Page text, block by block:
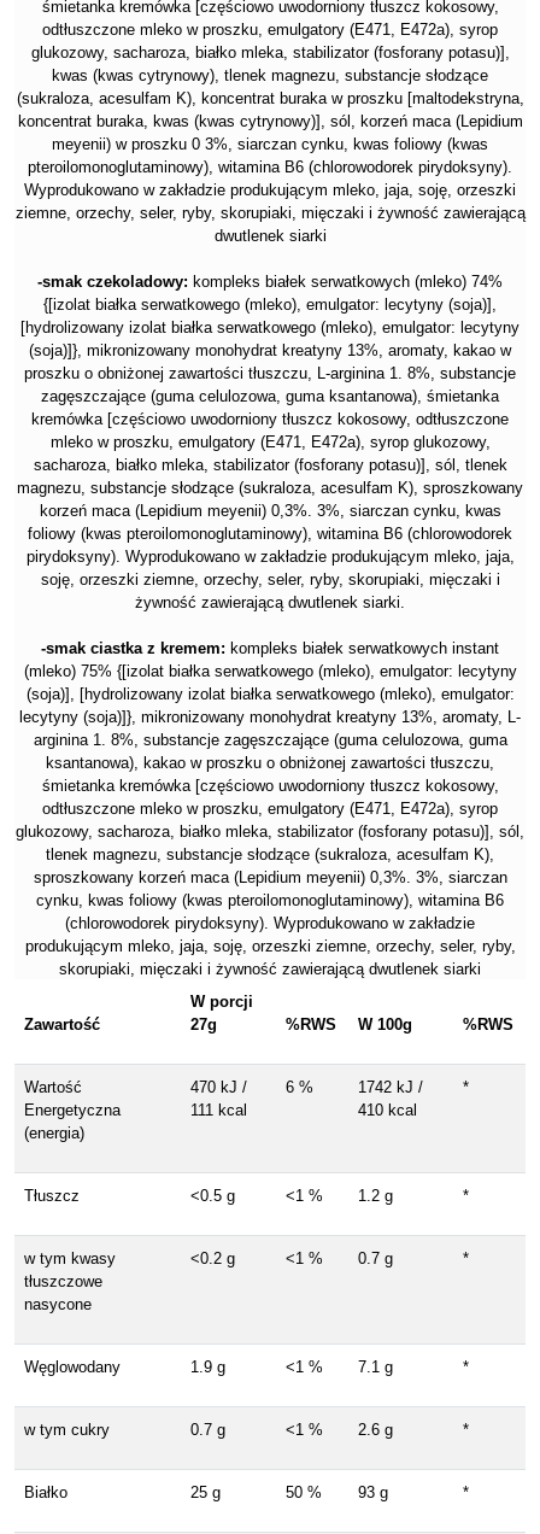
śmietanka kremówka [częściowo uwodorniony tłuszcz kokosowy,
odtłuszczone mleko w proszku, emulgatory (E471, E472a), syrop
glukozowy, sacharoza, białko mleka, stabilizator (fosforany potasu)],
kwas (kwas cytrynowy), tlenek magnezu, substancje słodzące
(sukraloza, acesulfam K), koncentrat buraka w proszku [maltodekstryna,
koncentrat buraka, kwas (kwas cytrynowy)], sól, korzeń maca (Lepidium
meyenii) w proszku 0 3%, siarczan cynku, kwas foliowy (kwas
pteroilomonoglutaminowy), witamina B6 (chlorowodorek pirydoksyny).
Wyprodukowano w zakładzie produkującym mleko, jaja, soję, orzeszki
ziemne, orzechy, seler, ryby, skorupiaki, mięczaki i żywność zawierającą
dwutlenek siarki
-smak czekoladowy: kompleks białek serwatkowych (mleko) 74%
{[izolat białka serwatkowego (mleko), emulgator: lecytyny (soja)],
[hydrolizowany izolat białka serwatkowego (mleko), emulgator: lecytyny
(soja)]}, mikronizowany monohydrat kreatyny 13%, aromaty, kakao w
proszku o obniżonej zawartości tłuszczu, L-arginina 1. 8%, substancje
zagęszczające (guma celulozowa, guma ksantanowa), śmietanka
kremówka [częściowo uwodorniony tłuszcz kokosowy, odtłuszczone
mleko w proszku, emulgatory (E471, E472a), syrop glukozowy,
sacharoza, białko mleka, stabilizator (fosforany potasu)], sól, tlenek
magnezu, substancje słodzące (sukraloza, acesulfam K), sproszkowany
korzeń maca (Lepidium meyenii) 0,3%. 3%, siarczan cynku, kwas
foliowy (kwas pteroilomonoglutaminowy), witamina B6 (chlorowodorek
pirydoksyny). Wyprodukowano w zakładzie produkującym mleko, jaja,
soję, orzeszki ziemne, orzechy, seler, ryby, skorupiaki, mięczaki i
żywność zawierającą dwutlenek siarki.
-smak ciastka z kremem: kompleks białek serwatkowych instant
(mleko) 75% {[izolat białka serwatkowego (mleko), emulgator: lecytyny
(soja)], [hydrolizowany izolat białka serwatkowego (mleko), emulgator:
lecytyny (soja)]}, mikronizowany monohydrat kreatyny 13%, aromaty, L-
arginina 1. 8%, substancje zagęszczające (guma celulozowa, guma
ksantanowa), kakao w proszku o obniżonej zawartości tłuszczu,
śmietanka kremówka [częściowo uwodorniony tłuszcz kokosowy,
odtłuszczone mleko w proszku, emulgatory (E471, E472a), syrop
glukozowy, sacharoza, białko mleka, stabilizator (fosforany potasu)], sól,
tlenek magnezu, substancje słodzące (sukraloza, acesulfam K),
sproszkowany korzeń maca (Lepidium meyenii) 0,3%. 3%, siarczan
cynku, kwas foliowy (kwas pteroilomonoglutaminowy), witamina B6
(chlorowodorek pirydoksyny). Wyprodukowano w zakładzie
produkującym mleko, jaja, soję, orzeszki ziemne, orzechy, seler, ryby,
skorupiaki, mięczaki i żywność zawierającą dwutlenek siarki
Zawartość
W porcji
27g
%RWS W 100g %RWS
Wartość
Energetyczna
(energia)
470 kJ /
111 kcal
6 %
1742 kJ /
410 kcal
*
Tłuszcz <0.5 g <1 % 1.2 g *
w tym kwasy
tłuszczowe
nasycone
<0.2 g <1 % 0.7 g *
Węglowodany 1.9 g <1 % 7.1 g *
w tym cukry 0.7 g <1 % 2.6 g *
Białko 25 g 50 % 93 g *